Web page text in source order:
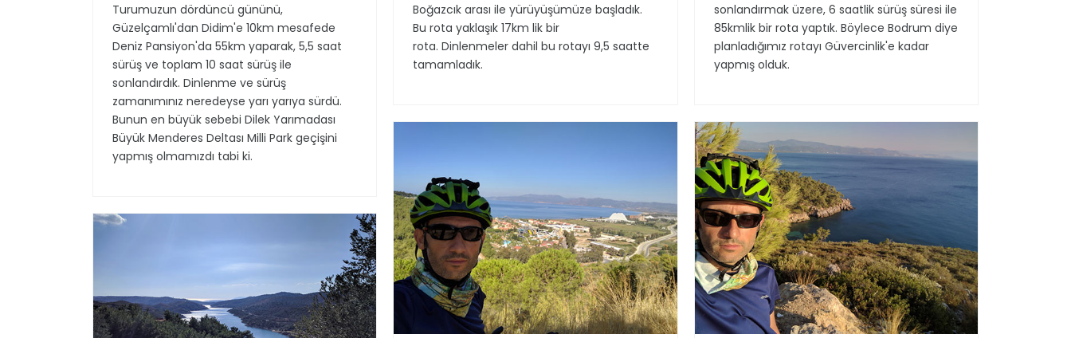
Boğazcık arası ile yürüyüşümüze başladık.
Bu rota yaklaşık 17km lik bir
rota. Dinlenmeler dahil bu rotayı 9,5 saatte
tamamladık.
sonlandırmak üzere, 6 saatlik sürüş süresi ile
85kmlik bir rota yaptık. Böylece Bodrum diye
planladığımız rotayı Güvercinlik'e kadar
yapmış olduk.
Turumuzun dördüncü gününü,
Güzelçamlı'dan Didim'e 10km mesafede
Deniz Pansiyon'da 55km yaparak, 5,5 saat
sürüş ve toplam 10 saat sürüş ile
sonlandırdık. Dinlenme ve sürüş
zamanımınız neredeyse yarı yarıya sürdü.
Bunun en büyük sebebi Dilek Yarımadası
Büyük Menderes Deltası Milli Park geçişini
yapmış olmamızdı tabi ki.